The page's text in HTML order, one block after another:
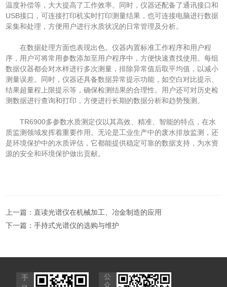
温度补偿等，大大提高了工作效率。同时，仪器还配备了通讯接口和
USB接口，可连接打印机实时打印测量结果，也可连接电脑进行数据
采集和处理，方便用户进行水质状况的日常管理及分析。
在数据处理方面也表现出色。仪器内置标准工作程序和用户程
序，用户可将常用参数添加至用户程序中，方便快速查找使用。每组
数据仪器都会对水样进行多次测量，排除异常值后取平均值，以减小
测量误差。同时，仪器还具备数据异常提示功能，如空白对比提示、
结果超量程上限提示等，确保检测结果的合理性。用户还可对历史检
测数据进行查询和打印，方便进行长期的数据分析和趋势预测。
TR6900多参数水质测定仪以其高效、精准、智能的特点，在水
质监测领域发挥着重要作用。无论是工业生产中的废水排放监测，还
是环境保护中的水质评估，它都能提供稳定可靠的数据支持，为水资
源的安全和环境保护做出贡献。
上一篇：直读光谱仪在机械加工、冶金制造的应用
下一篇：手持式光谱仪的选购与维护
手
公
众